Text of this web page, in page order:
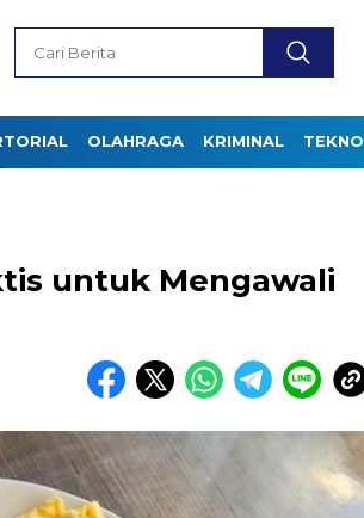
OLAHRAGA KRIMINAL TEKNO
untuk Mengawali